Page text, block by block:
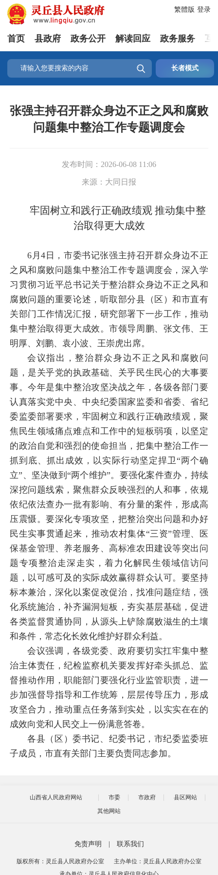
登录
繁體版
首页 县政府 政务公开 解读回应 政务服务 互
 长者模式
张强主持召开群众身边不正之风和腐败
问题集中整治工作专题调度会
发布时间： 2026-06-08 11:06
来源： 大同日报
牢固树立和践行正确政绩观 推动集中整
治取得更大成效
6月4日，市委书记张强主持召开群众身边不正
之风和腐败问题集中整治工作专题调度会，深入学
习贯彻习近平总书记关于整治群众身边不正之风和
腐败问题的重要论述，听取部分县（区）和市直有
关部门工作情况汇报，研究部署下一步工作，推动
集中整治取得更大成效。市领导周鹏、张文伟、王
明厚、刘鹏、袁小波、王崇虎出席。
会议指出，整治群众身边不正之风和腐败问
题，是关乎党的执政基础、关乎民生民心的大事要
事。今年是集中整治攻坚决战之年，各级各部门要
认真落实党中央、中央纪委国家监委和省委、省纪
委监委部署要求，牢固树立和践行正确政绩观，聚
焦民生领域痛点难点和工作中的短板弱项，以坚定
的政治自觉和强烈的使命担当，把集中整治工作一
抓到底、抓出成效，以实际行动坚定捍卫“两个确
立”、坚决做到“两个维护”。要强化案件查办，持续
深挖问题线索，聚焦群众反映强烈的人和事，依规
依纪依法查办一批有影响、有分量的案件，形成高
压震慑。要深化专项攻坚，把整治突出问题和办好
民生实事贯通起来，推动农村集体“三资”管理、医
保基金管理、养老服务、高标准农田建设等突出问
题专项整治走深走实，着力化解民生领域信访问
题，以可感可及的实际成效赢得群众认可。要坚持
标本兼治，深化以案促改促治，找准问题症结，强
化系统施治，补齐漏洞短板，夯实基层基础，促进
各类监督贯通协同，从源头上铲除腐败滋生的土壤
和条件，常态化长效化维护好群众利益。
会议强调，各级党委、政府要切实扛牢集中整
治主体责任，纪检监察机关要发挥好牵头抓总、监
督推动作用，职能部门要强化行业监管职责，进一
步加强督导指导和工作统筹，层层传导压力，形成
攻坚合力，推动重点任务落到实处，以实实在在的
成效向党和人民交上一份满意答卷。
各县（区）委书记、纪委书记，市纪委监委班
子成员，市直有关部门主要负责同志参加。
山西省人民政府网站 市委 市政府
县区网站
其他网站
免责声明 联系我们
版权所有：灵丘县人民政府办公室
主办单位：灵丘县人民政府办公室